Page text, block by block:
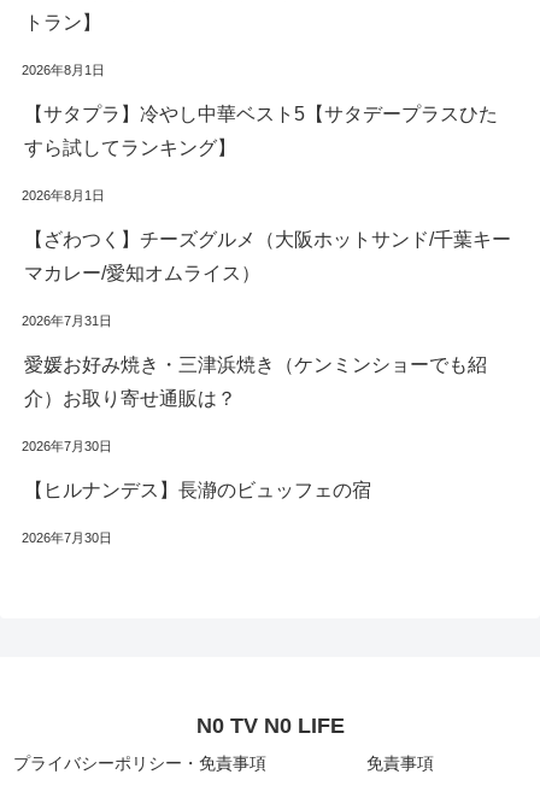
トラン】
2026年8月1日
【サタプラ】冷やし中華ベスト5【サタデープラスひた
すら試してランキング】
2026年8月1日
【ざわつく】チーズグルメ（大阪ホットサンド/千葉キー
マカレー/愛知オムライス）
2026年7月31日
愛媛お好み焼き・三津浜焼き（ケンミンショーでも紹
介）お取り寄せ通販は？
2026年7月30日
【ヒルナンデス】長瀞のビュッフェの宿
2026年7月30日
N0 TV N0 LIFE
プライバシーポリシー・免責事項
免責事項